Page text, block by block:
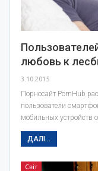
любовь к
3.10.2015
Порносайт PornHub
пользователи
мобильных устройств
ДАЛІ...
Світ